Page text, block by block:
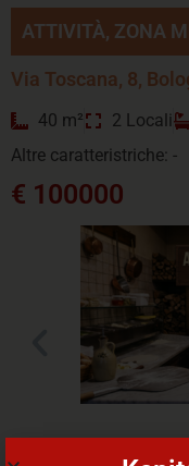
ATTIVITÀ, ZONA
Via Toscana, 8,
40 m² 2 Locali
Altre caratteristriche: -
€ 100000